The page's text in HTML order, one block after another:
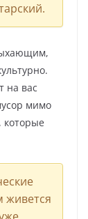
на вас
мимо
живется